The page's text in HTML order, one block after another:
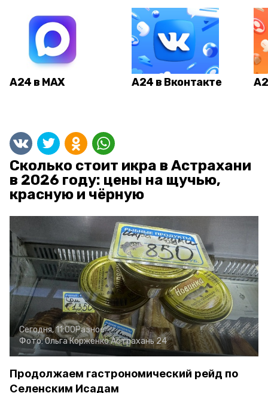
А24 в MAX А24 в Вконтакте
Сколько стоит икра в Астрахани
в 2026 году: цены на щучью,
красную и чёрную
Сегодня, 11:00Разное
Фото:Ольга КорженкоАстрахань 24
Продолжаем гастрономический рейд по
Селенским Исадам